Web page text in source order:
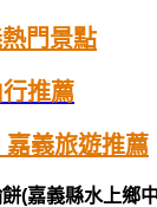
門景點
推薦
義旅遊推薦
(嘉義縣水上鄉